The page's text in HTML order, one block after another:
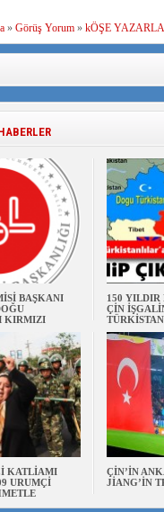
» Görüş Yorum» kÖŞE
BAŞKANI
KIRMIZI
150 YILDIR
ÇİN
TÜRKİSTAN
KATLİAMI
URUMÇİ
ÇİN’İN
JİANG’İN